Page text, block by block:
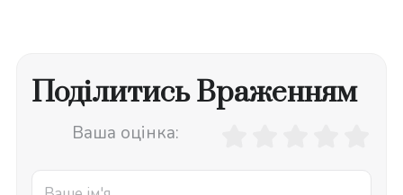
Поділитись Враженням
Ваша оцінка: